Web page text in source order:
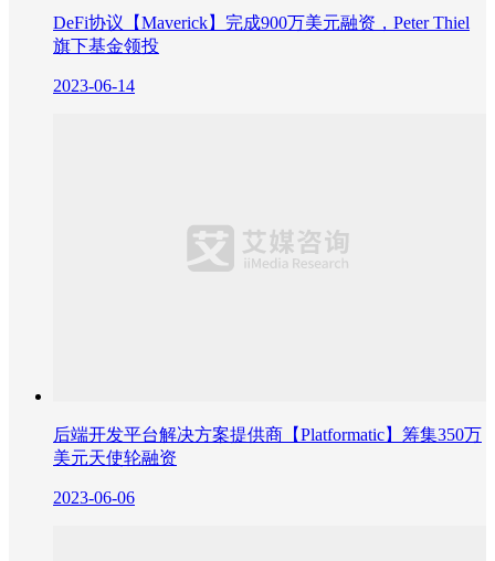
DeFi协议【Maverick】完成900万美元融资，Peter Thiel
旗下基金领投
2023-06-14
后端开发平台解决方案提供商【Platformatic】筹集350万
美元天使轮融资
2023-06-06